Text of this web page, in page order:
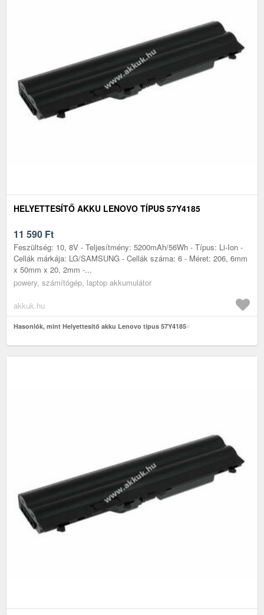
HELYETTESÍTŐ AKKU LENOVO TÍPUS 57Y4185
11 590 Ft
Feszültség: 10, 8V - Teljesítmény: 5200mAh/56Wh - Típus: Li-Ion -
Cellák márkája: LG/SAMSUNG - Cellák száma: 6 - Méret: 206, 6mm
x 50mm x 20, 2mm -...
powery, számítógép, laptop akkumulátor
akkuk.hu
Hasonlók, mint Helyettesítő akku Lenovo típus 57Y4185